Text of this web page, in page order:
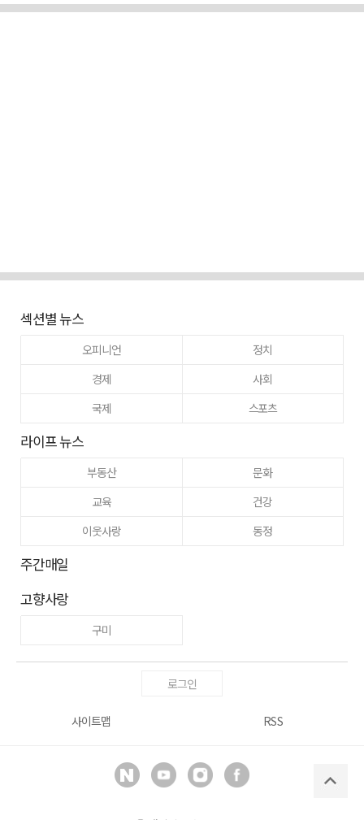
섹션별 뉴스
오피니언
정치
경제
사회
국제
스포츠
라이프 뉴스
부동산
문화
교육
건강
이웃사랑
동정
주간매일
고향사랑
구미
로그인
사이트맵 RSS